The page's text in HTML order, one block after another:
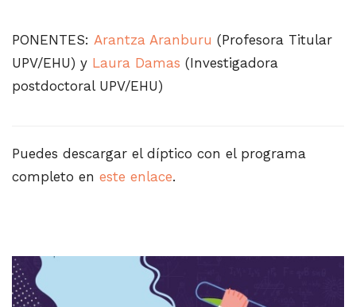
PONENTES: Arantza Aranburu (Profesora Titular
UPV/EHU) y Laura Damas (Investigadora
postdoctoral UPV/EHU)
Puedes descargar el díptico con el programa
completo en este enlace.